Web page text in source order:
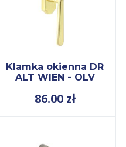
Klamka okienna DR
ALT WIEN - OLV
86.00 zł